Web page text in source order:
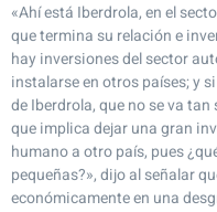
«Ahí está Iberdrola, en el
que termina su relación e
hay inversiones del sector
instalarse en otros países; y
de Iberdrola, que no se va
que implica dejar una gran
humano a otro país, pues
pequeñas?», dijo al señalar
económicamente en una